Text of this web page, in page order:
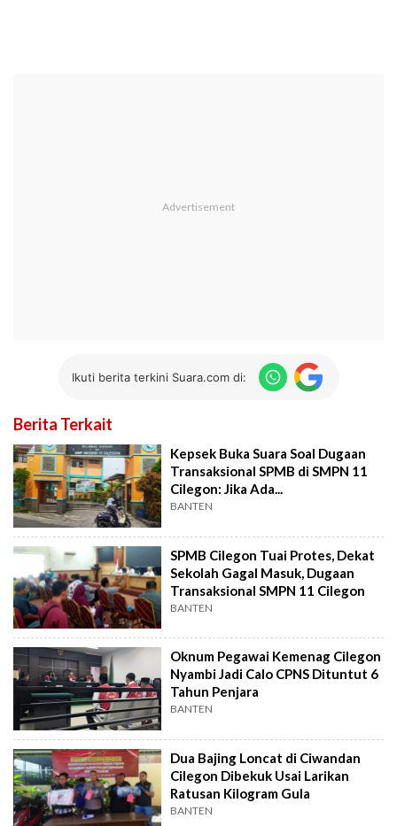
Ikuti berita terkini Suara.com di:
Berita Terkait
Kepsek Buka Suara Soal Dugaan
Transaksional SPMB di SMPN 11
Cilegon: Jika Ada...
BANTEN
SPMB Cilegon Tuai Protes, Dekat
Sekolah Gagal Masuk, Dugaan
Transaksional SMPN 11 Cilegon
BANTEN
Oknum Pegawai Kemenag Cilegon
Nyambi Jadi Calo CPNS Dituntut 6
Tahun Penjara
BANTEN
Dua Bajing Loncat di Ciwandan
Cilegon Dibekuk Usai Larikan
Ratusan Kilogram Gula
BANTEN